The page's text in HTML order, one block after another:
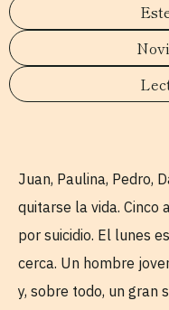
Juan, Paulina, Pedro,
quitarse la vida. Cinco
por suicidio. El lunes
cerca. Un hombre
y, sobre todo, un gran